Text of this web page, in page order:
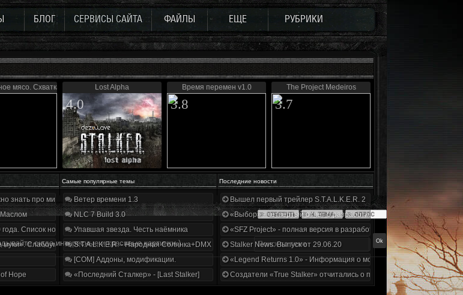
БЛОГ СЕРВИСЫ САЙТА ФАЙЛЫ ЕЩЕ РУБРИКИ
мясо. Схватка Lost Alpha
4.0
Время перемен v1.0
3.8
The Project Medeiros
3.7
Самые популярные темы Последние новости
знать про мир, геймплей и сюжет | Разбор трейлера
Маслом
Список нововведений
Слабоумие и отвага
Hope
Ветер времени 1.3
NLC 7 Build 3.0
Упавшая звезда. Честь наёмника
S.T.A.L.K.E.R. - Народная Солянка+DMX 1.3.5.ООП.МА.К.
[COM] Аддоны, модификации.
«Последний Сталкер» - [Last Stalker]
Вышел первый трейлер S.T.A.L.K.E.R. 2
«Выбор» - четвертый отчет о разработке!
«SFZ Project» - полная версия в разработке!
Stalker News. Выпуск от 29.06.20
«Legend Returns 1.0» - Информация о моде за июнь 2020
Создатели «True Stalker» отчитались о проделанной работе
сюда интересные и красивые картинки.)